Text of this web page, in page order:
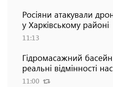
Росіяни атакували
у Харківському районі
11:13
Гідромасажний басейн
реальні відмінності
11:00